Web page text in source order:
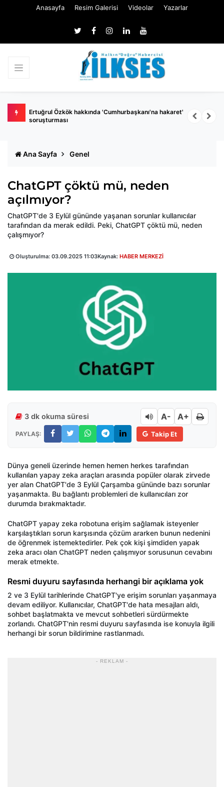
Anasayfa Resim Galerisi Videolar Yazarlar
belli
Ertuğrul Özkök hakkında 'Cumhurbaşkanı'na hakaret'
soruşturması
Ana Sayfa Genel
ChatGPT çöktü mü, neden
açılmıyor?
ChatGPT'de 3 Eylül gününde yaşanan sorunlar kullanıcılar
tarafından da merak edildi. Peki, ChatGPT çöktü mü, neden
çalışmıyor?
Oluşturulma: 03.09.2025 11:03Kaynak: HABER MERKEZİ
3 dk okuma süresi A- A+
PAYLAŞ: Takip Et
Dünya geneli üzerinde hemen hemen herkes tarafından
kullanılan yapay zeka araçları arasında popüler olarak zirvede
yer alan ChatGPT'de 3 Eylül Çarşamba gününde bazı sorunlar
yaşanmakta. Bu bağlantı problemleri de kullanıcıları zor
durumda bırakmaktadır.
ChatGPT yapay zeka robotuna erişim sağlamak isteyenler
karşılaştıkları sorun karşısında çözüm ararken bunun nedenini
de öğrenmek istemektedirler. Pek çok kişi şimdiden yapak
zeka aracı olan ChatGPT neden çalışmıyor sorusunun cevabını
merak etmekte.
Resmi duyuru sayfasında herhangi bir açıklama yok
2 ve 3 Eylül tarihlerinde ChatGPT'ye erişim sorunları yaşanmaya
devam ediliyor. Kullanıcılar, ChatGPT'de hata mesajları aldı,
sohbet başlatmakta ve mevcut sohbetleri sürdürmekte
zorlandı. ChatGPT'nin resmi duyuru sayfasında ise konuyla ilgili
herhangi bir sorun bildirimine rastlanmadı.
- REKLAM -